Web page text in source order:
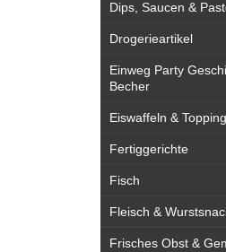
Dips, Saucen &
Drogerieartikel
Einweg Party
Becher
Eiswaffeln &
Fertiggerichte
Fisch
Fleisch &
Frisches Obst &